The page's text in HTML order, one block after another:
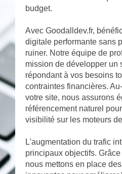
budget.
Avec Goodalldev.fr,
digitale performante sans
ruiner. Notre équipe de
mission de développer un
répondant à vos besoins
contraintes financières.
votre site, nous assurons
référencement naturel
visibilité sur les moteurs
L'augmentation du trafic
principaux objectifs.
nous mettons en place